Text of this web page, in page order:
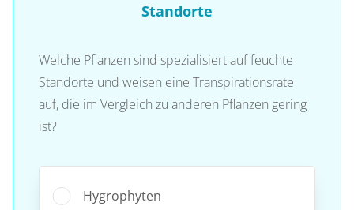
Standorte
Welche Pflanzen sind spezialisiert auf feuchte
Standorte und weisen eine Transpirationsrate
auf, die im Vergleich zu anderen Pflanzen gering
ist?
Hygrophyten